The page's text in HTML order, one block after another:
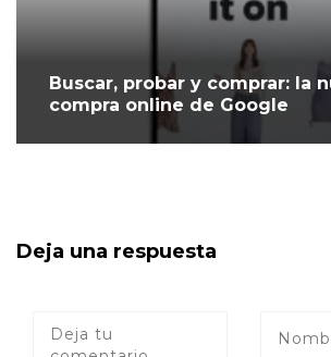
Buscar, probar y comprar: la
compra online de Google
Deja una respuesta